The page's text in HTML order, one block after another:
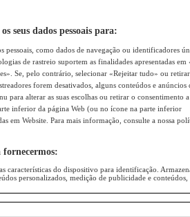
seus dados pessoais para:
pessoais, como dados de navegação ou identificadores
de rastreio suportem as finalidades apresentadas em
Se, pelo contrário, selecionar «Rejeitar tudo» ou
forem desativados, alguns conteúdos e anúncios
para alterar as suas escolhas ou retirar o consentimento a
inferior da página Web (ou no ícone na parte inferior
em Website. Para mais informação, consulte a nossa
fornecermos:
características do dispositivo para identificação.
personalizados, medição de publicidade e conteúdos,